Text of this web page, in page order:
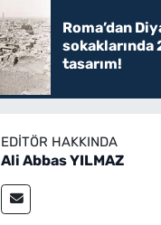
Roma’dan
sokaklarında
tasarım!
EDITÖR HAKKINDA
Ali Abbas YILMAZ